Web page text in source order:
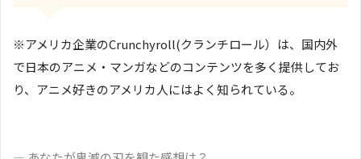
※アメリカ企業のCrunchyroll(クランチロール）は、国内外
で日本のアニメ・マンガなどのコンテンツを多く提供してお
り、アニメ好きのアメリカ人にはよく知られている。